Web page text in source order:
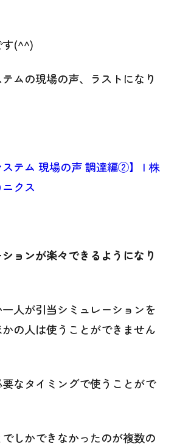
(^^)
ムの現場の声、ラストになり
ステム 現場の声 調達編②】 | 株
クス
ションが楽々できるようになり
人が引当シミュレーションを
の人は使うことができません
なタイミングで使うことがで
しかできなかったのが複数の